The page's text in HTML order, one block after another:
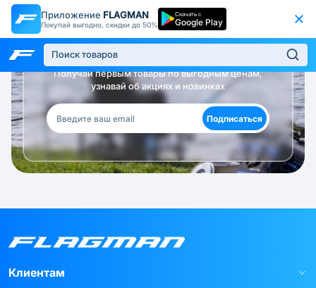
Приложение FLAGMAN
Покупай выгодно, скидки до 50%
Скачать с
Google Play
Будь в курсе!
Получай первым товары по выгодным ценам,
узнавай об акциях и новинках
Подписаться
Клиентам